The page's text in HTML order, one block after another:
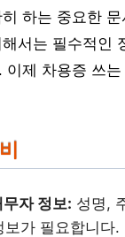
하는 중요한
서는 필수적인
이제 차용증 쓰
자 정보: 성명,
보가 필요합니다.